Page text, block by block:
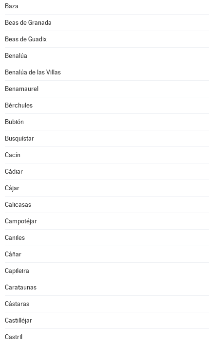
Baza
Beas de Granada
Beas de Guadix
Benalúa
Benalúa de las Villas
Benamaurel
Bérchules
Bubión
Busquístar
Cacín
Cádiar
Cájar
Calicasas
Campotéjar
Caniles
Cáñar
Capileira
Carataunas
Cástaras
Castilléjar
Castril